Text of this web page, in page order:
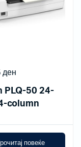
PLQ-50 24-
column
ден
повеќе